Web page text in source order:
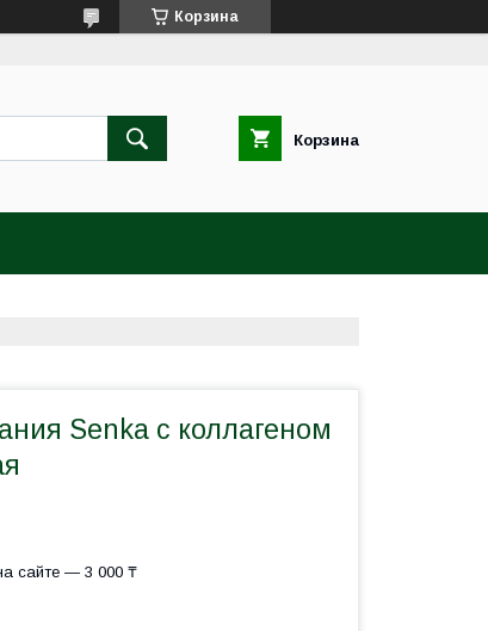
Корзина
Корзина
Senka с коллагеном
сайте — 3 000 ₸